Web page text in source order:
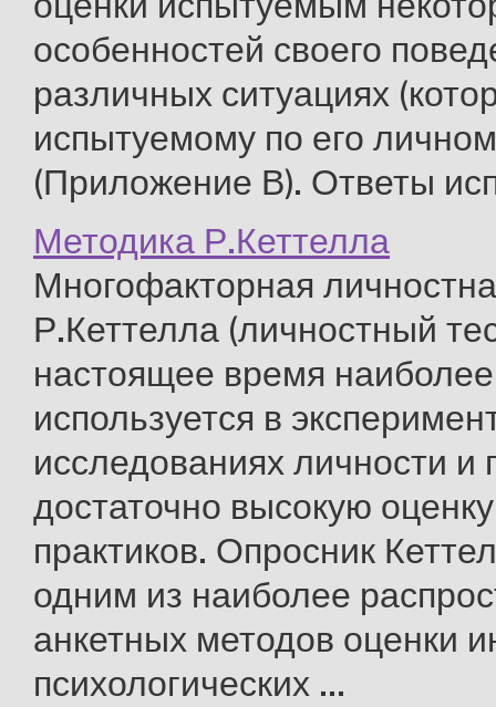
особенностей своего
различных ситуациях
испытуемому по его
(Приложение В). Ответы
Методика Р.Кеттелла
Многофакторная
Р.Кеттелла (личностный
настоящее время
используется в
исследованиях личности и
достаточно высокую
практиков. Опросник
одним из наиболее
анкетных методов оценки
психологических ...